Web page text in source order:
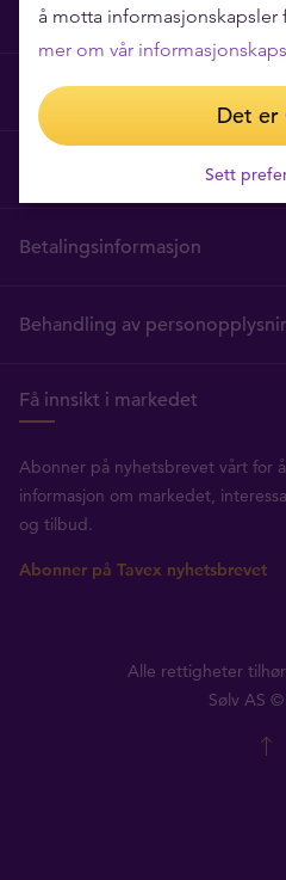
Tavex Privacy and Cookies
Vilkår for bruk
Betalingsinformasjon
Behandling av
Få innsikt i markedet
Abonner på nyhetsbrevet vårt for
informasjon om markedet,
og tilbud.
Abonner på Tavex nyhetsbrevet
Alle rettigheter
Sølv AS
å motta informasjonskapsler
mer om vår
Det er
Sett